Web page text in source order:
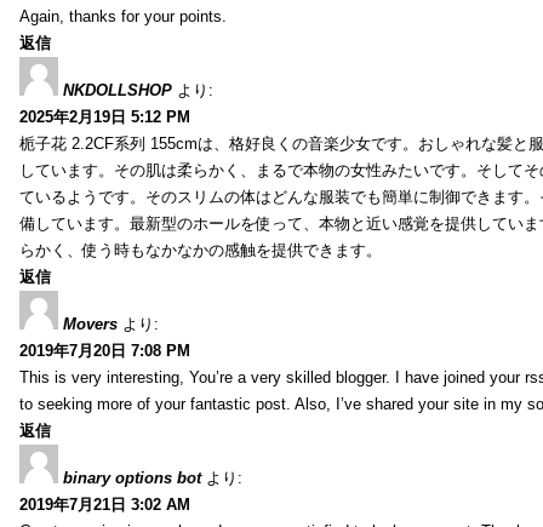
Again, thanks for your points.
返信
NKDOLLSHOP より:
2025年2月19日 5:12 PM
栀子花 2.2CF系列 155cmは、格好良くの音楽少女です。おしゃれな髪と
しています。その肌は柔らかく、まるで本物の女性みたいです。そして
ているようです。そのスリムの体はどんな服装でも簡単に制御できます
備しています。最新型のホールを使って、本物と近い感覚を提供してい
らかく、使う時もなかなかの感触を提供できます。
返信
Movers より:
2019年7月20日 7:08 PM
This is very interesting, You’re a very skilled blogger. I have joined your
to seeking more of your fantastic post. Also, I’ve shared your site in my
返信
binary options bot より:
2019年7月21日 3:02 AM